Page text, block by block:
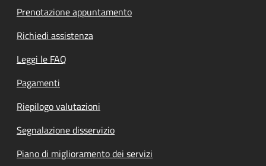
Prenotazione appuntamento
Richiedi assistenza
Leggi le FAQ
Pagamenti
Riepilogo valutazioni
Segnalazione disservizio
Piano di miglioramento dei servizi